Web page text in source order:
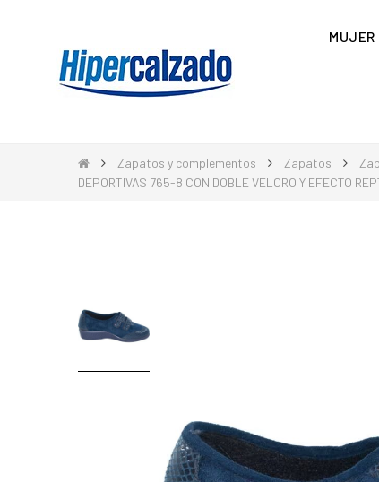
MUJER
Zapatos y complementos Zapatos
DEPORTIVAS 765-8 CON DOBLE VELCRO Y EFECTO